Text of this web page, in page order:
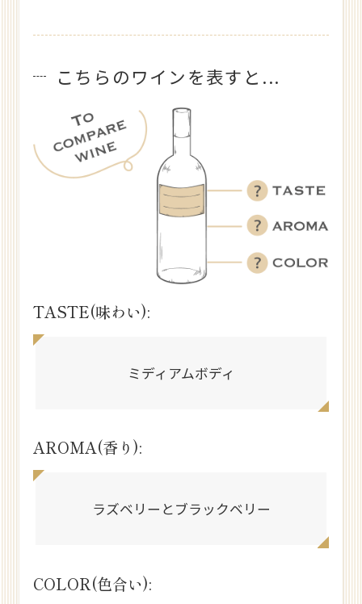
こちらのワインを表すと...
TASTE(味わい):
ミディアムボディ
AROMA(香り):
ラズベリーとブラックベリー
COLOR(色合い):